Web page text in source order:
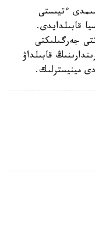
ءتيىستى
قابىلدايدى.
جەرگىلىكتى
قابىلداۋ
مينيسترلىك.